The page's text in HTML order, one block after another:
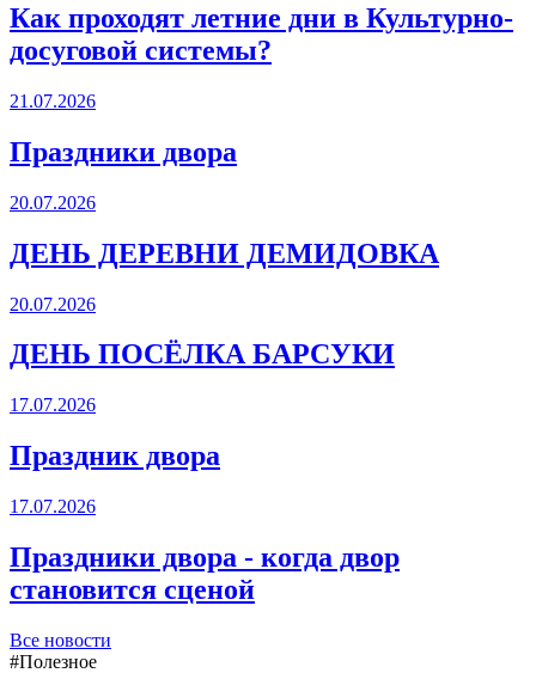
Как проходят летние дни в Культурно-
досуговой системы?
21.07.2026
Праздники двора
20.07.2026
ДЕНЬ ДЕРЕВНИ ДЕМИДОВКА
20.07.2026
ДЕНЬ ПОСЁЛКА БАРСУКИ
17.07.2026
Праздник двора
17.07.2026
Праздники двора - когда двор
становится сценой
Все новости
#Полезное